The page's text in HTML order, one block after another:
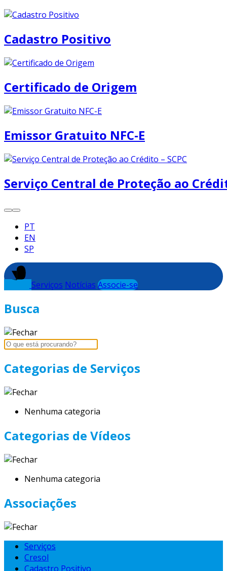
Cadastro Positivo
Certificado de Origem
Emissor Gratuito NFC-E
Serviço Central de Proteção ao
PT
EN
SP
Serviços Notícias Associe-se
Busca
Categorias de Serviços
Nenhuma categoria
Categorias de Vídeos
Nenhuma categoria
Associações
Serviços
Cresol
Cadastro Positivo